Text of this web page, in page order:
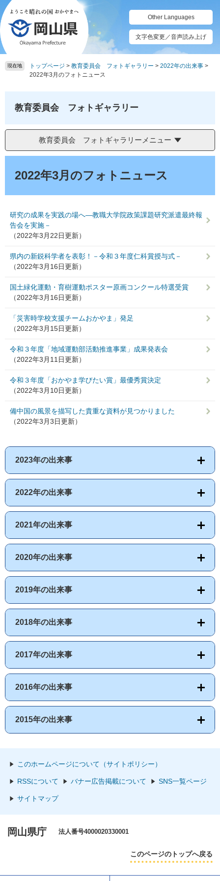
ペ
ー
ジ
の
先
頭
メ
ニ
ュ
ー
を
飛
Other Languages
文字色変更／音声読み上げ
現在地 トップページ > 教育委員会 フォトギャラリー > 2022年の出来事 >
2022年3月のフォトニュース
教育委員会 フォトギャラリー
教育委員会 フォトギャラリーメニュー
2022年3月のフォトニュース
研究の成果を実践の場へ―教職大学院政策課題研究派遣最終報
告会を実施－
（2022年3月22日更新）
県内の新鋭科学者を表彰！－令和３年度仁科賞授与式－
（2022年3月16日更新）
国土緑化運動・育樹運動ポスター原画コンクール特選受賞
（2022年3月16日更新）
「災害時学校支援チームおかやま」発足
（2022年3月15日更新）
令和３年度「地域運動部活動推進事業」成果発表会
（2022年3月11日更新）
令和３年度「おかやま学びたい賞」最優秀賞決定
（2022年3月10日更新）
備中国の風景を描写した貴重な資料が見つかりました
（2022年3月3日更新）
2023年の出来事
2022年の出来事
2021年の出来事
2020年の出来事
2019年の出来事
2018年の出来事
2017年の出来事
2016年の出来事
2015年の出来事
このホームページについて（サイトポリシー）
RSSについて バナー広告掲載について SNS一覧ページ
サイトマップ
岡山県庁 法人番号4000020330001
このページのトップへ戻る